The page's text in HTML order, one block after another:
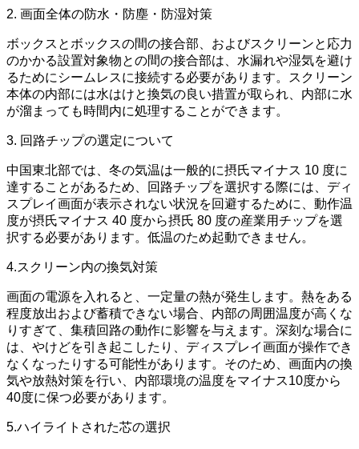
2. 画面全体の防水・防塵・防湿対策
ボックスとボックスの間の接合部、およびスクリーンと応力
のかかる設置対象物との間の接合部は、水漏れや湿気を避け
るためにシームレスに接続する必要があります。スクリーン
本体の内部には水はけと換気の良い措置が取られ、内部に水
が溜まっても時間内に処理することができます。
3. 回路チップの選定について
中国東北部では、冬の気温は一般的に摂氏マイナス 10 度に
達することがあるため、回路チップを選択する際には、ディ
スプレイ画面が表示されない状況を回避するために、動作温
度が摂氏マイナス 40 度から摂氏 80 度の産業用チップを選
択する必要があります。低温のため起動できません。
4.スクリーン内の換気対策
画面の電源を入れると、一定量の熱が発生します。熱をある
程度放出および蓄積できない場合、内部の周囲温度が高くな
りすぎて、集積回路の動作に影響を与えます。深刻な場合に
は、やけどを引き起こしたり、ディスプレイ画面が操作でき
なくなったりする可能性があります。そのため、画面内の換
気や放熱対策を行い、内部環境の温度をマイナス10度から
40度に保つ必要があります。
5.ハイライトされた芯の選択